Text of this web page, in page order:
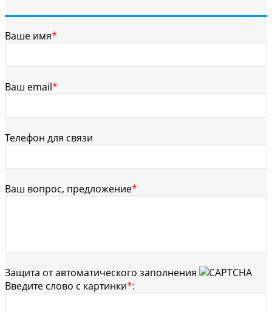
Ваше имя*
Ваш email*
Телефон для связи
Ваш вопрос, предложение*
Защита от автоматического заполнения
Введите слово с картинки*: